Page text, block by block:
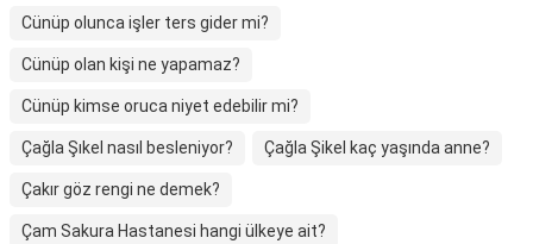
Cünüp olunca işler ters gider mi?
Cünüp olan kişi ne yapamaz?
Cünüp kimse oruca niyet edebilir mi?
Çağla Şıkel nasıl besleniyor? Çağla Şikel kaç yaşında anne?
Çakır göz rengi ne demek?
Çam Sakura Hastanesi hangi ülkeye ait?